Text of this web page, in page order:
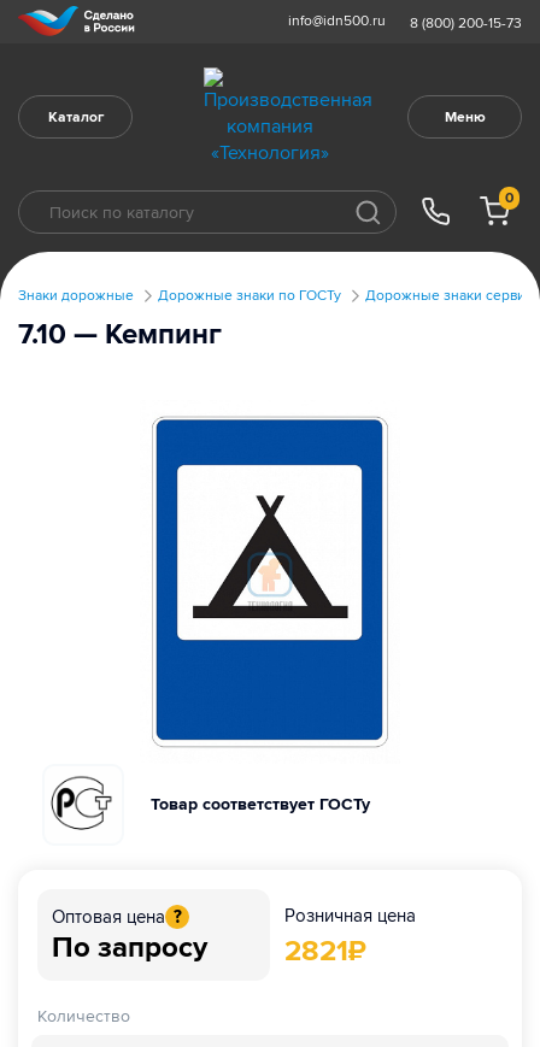
info@idn500.ru 8 (800) 200-15-73
Каталог Меню
0
Знаки дорожные Дорожные знаки по ГОСТу Дорожные знаки
7.10 — Кемпинг
Товар соответствует ГОСТу
Оптовая цена ?
По запросу
Розничная цена
2821₽
Количество